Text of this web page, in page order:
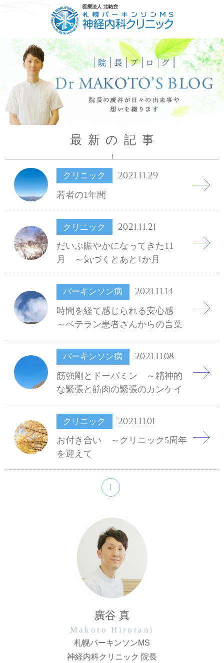
ごあいさつ コンセプト
最新の記事
クリニック 2021.11.29
若者の1年間
クリニック 2021.11.21
だいぶ賑やかになってきた11
月 ～気づくとあと1か月
パーキンソン病 2021.11.14
時間を経て感じられる安心感
～ベテラン患者さんからの言葉
パーキンソン病 2021.11.08
筋強剛とドーパミン ～精神的
な緊張と筋肉の緊張のカンケイ
クリニック 2021.11.01
お付き合い ～クリニック5周年
を迎えて
1
廣谷 真
Makoto Hirotani
札幌パーキンソンMS
神経内科クリニック 院長